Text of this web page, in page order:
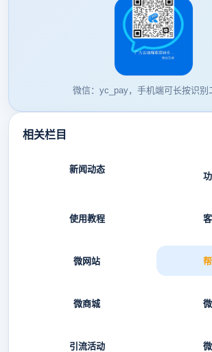
微信：yc_pay，手机端可长按识别
相关栏目
新闻动态
使用教程
微网站
微商城
引流活动